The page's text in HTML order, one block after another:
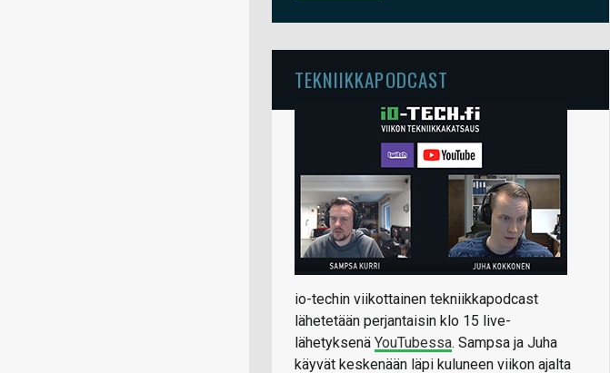
TEKNIIKKAPODCAST
io-techin viikottainen tekniikkapodcast
lähetetään perjantaisin klo 15 live-
lähetyksenä YouTubessa. Sampsa ja Juha
käyvät keskenään läpi kuluneen viikon ajalta